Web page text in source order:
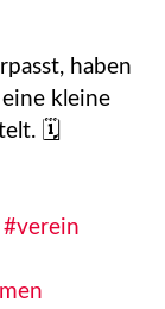
haben
kleine
🗓️
#verein